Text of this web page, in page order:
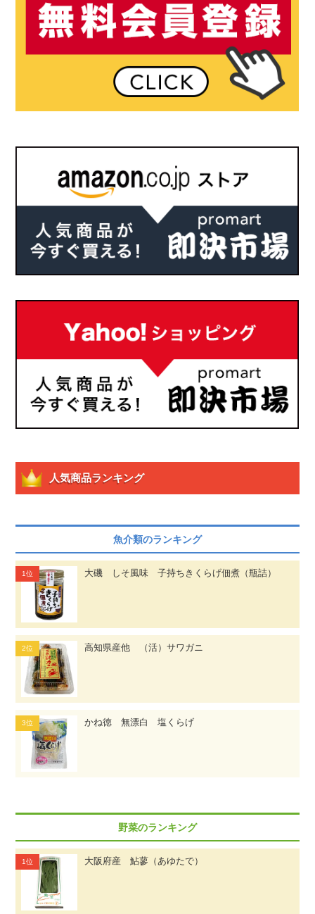
人気商品ランキング
魚介類のランキング
大磯 しそ風味 子持ちきくらげ佃煮（瓶詰）
高知県産他 （活）サワガニ
かね徳 無漂白 塩くらげ
野菜のランキング
大阪府産 鮎蓼（あゆたで）